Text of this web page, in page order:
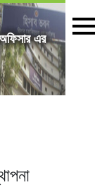
এর